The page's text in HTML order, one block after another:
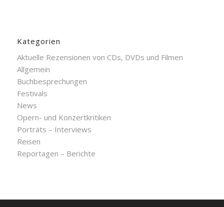
Kategorien
Aktuelle Rezensionen von CDs, DVDs und Filmen
Allgemein
Buchbesprechungen
Festivals
News
Opern- und Konzertkritiken
Porträts – Interviews
Reisen
Reportagen – Berichte